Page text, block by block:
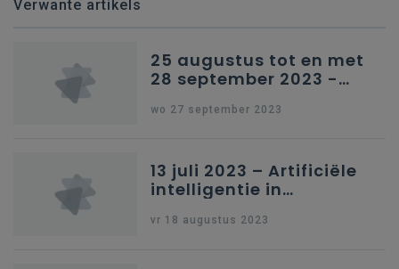
Verwante artikels
25 augustus tot en met
28 september 2023 -
wo 27 september 2023
13 juli 2023 – Artificiële
intelligentie in
vr 18 augustus 2023